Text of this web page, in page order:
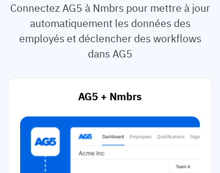
Connectez AG5 à Nmbrs pour mettre à jour
automatiquement les données des
employés et déclencher des workflows
dans AG5
AG5 + Nmbrs